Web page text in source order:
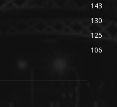
143
130
125
106